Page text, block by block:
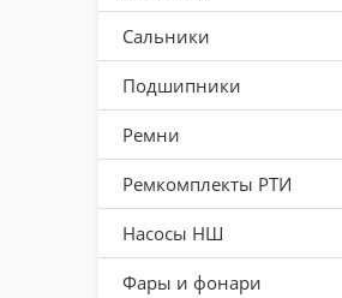
Сальники
Подшипники
Ремни
Ремкомплекты РТИ
Насосы НШ
Фары и фонари